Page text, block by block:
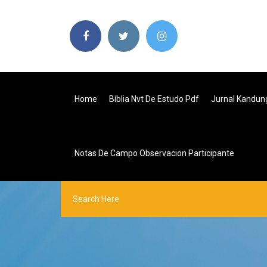
Home Bíblia Nvt De Estudo Pdf Jurnal
Notas De Campo Observacion Participante